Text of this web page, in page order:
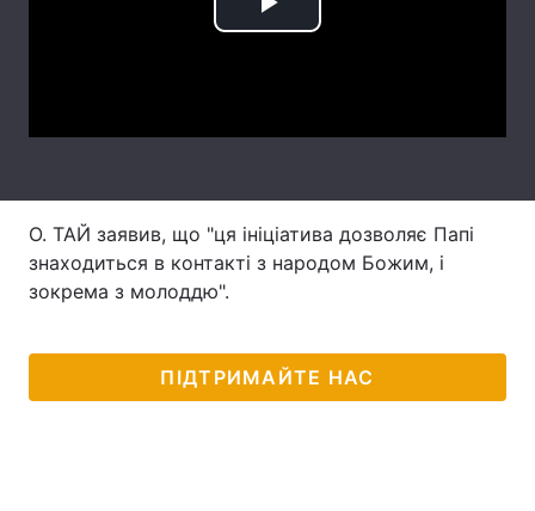
Інтерв'ю Думки
Архів
Play
О. ТАЙ заявив, що "ця ініціатива дозволяє Папі
знаходиться в контакті з народом Божим, і
зокрема з молоддю".
ПІДТРИМАЙТЕ НАС